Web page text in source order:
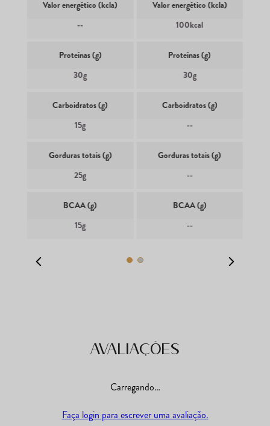
Valor energético (kcla)
--
Proteínas (g)
30g
Carboidratos (g)
15g
Gorduras totais (g)
25g
BCAA (g)
15g
Valor energético (kcla)
100kcal
Proteínas (g)
30g
Carboidratos (g)
--
Gorduras totais (g)
--
BCAA (g)
--
Avaliações
Carregando…
Faça login para escrever uma avaliação.